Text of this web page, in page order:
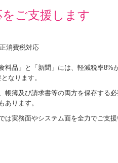
ご支援します
品」と「新聞」には、軽減税率8%
なります。
簿及び請求書等の両方を保存する必
ります。
実務面やシステム面を全力でご支援